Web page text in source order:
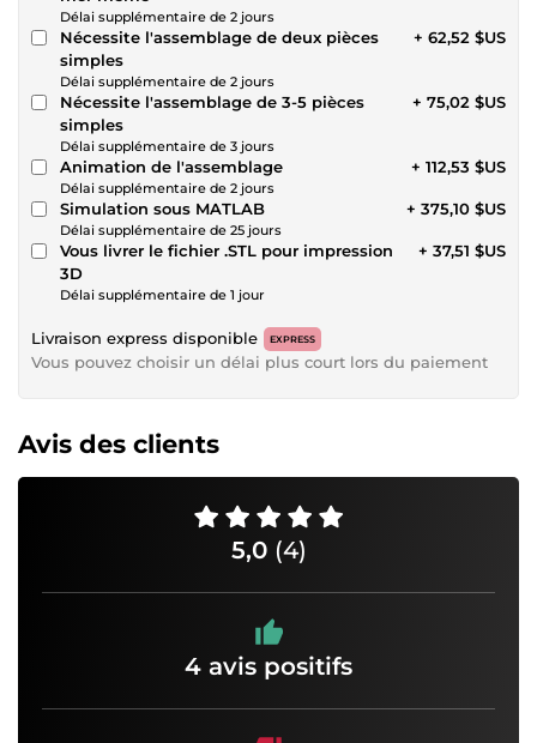
Délai supplémentaire de 2 jours
Nécessite l'assemblage de deux pièces
simples
Délai supplémentaire de 2 jours
+ 62,52 $US
Nécessite l'assemblage de 3-5 pièces
simples
Délai supplémentaire de 3 jours
+ 75,02 $US
Animation de l'assemblage
Délai supplémentaire de 2 jours
+ 112,53 $US
Simulation sous MATLAB
Délai supplémentaire de 25 jours
+ 375,10 $US
Vous livrer le fichier .STL pour impression
3D
Délai supplémentaire de 1 jour
+ 37,51 $US
Livraison express disponible EXPRESS
Vous pouvez choisir un délai plus court lors du paiement
Avis des clients
5,0 (4)
4 avis positifs